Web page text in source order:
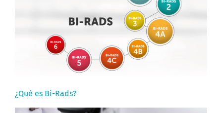
¿Qué es Bi-Rads?